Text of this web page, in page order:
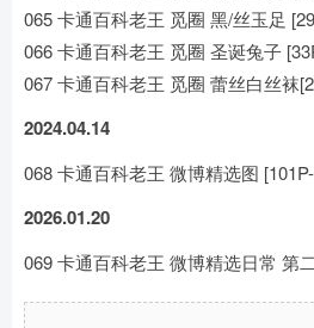
065 卡通百科老王 觅圈 黑/丝玉足
066 卡通百科老王 觅圈 圣诞兔子
067 卡通百科老王 觅圈 蕾丝白丝袜
2024.04.14
068 卡通百科老王 微博精选图
2026.01.20
069 卡通百科老王 微博精选日常 第